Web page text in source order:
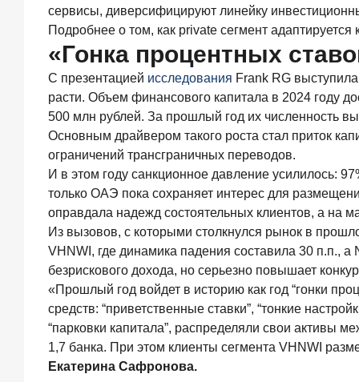
составил
1
061,9
млрд
руб.
Три
дня
назад
ИССЛЕДОВАНИЕ
Клиентский
путь
компании
МСБ
при
смене
руководителя
в
банке
обслуживания
24
июля
2026
года
сервисы, диверсифицируют линейку
Подробнее о том, как private сегмент адаптируется
«Гонка процентных
С презентацией исследования Frank RG
расти. Объем финансового капитала в 2024 году
500 млн рублей. За прошлый год их численность
Основным драйвером такого роста стал приток
ограничений трансграничных переводов.
И в этом году санкционное давление усилилось:
только ОАЭ пока сохраняет интерес для
оправдала надежд состоятельных клиентов, а на
Из вызовов, с которыми столкнулся рынок в
VHNWI, где динамика падения составила 30 п.п.,
безрискового дохода, но серьезно повышает
«Прошлый год войдет в историю как год “гонки
средств: “приветственные ставки”, “тонкие
“парковки капитала”, распределяли свои активы
1,7 банка. При этом клиенты сегмента VHNWI
Екатерина Сафронова.